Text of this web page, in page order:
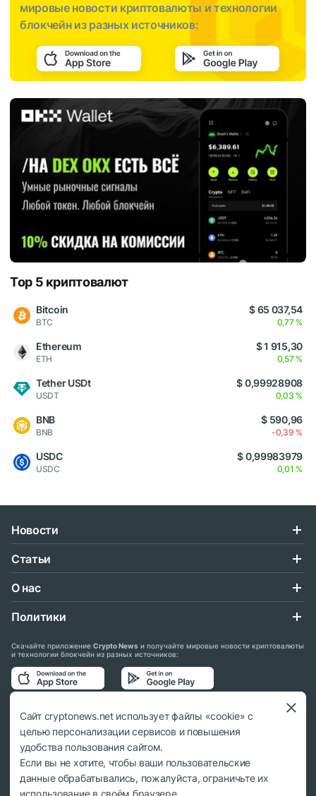
мировые новости криптовалюты и технологии
блокчейн из разных источников:
Top 5 криптовалют
Bitcoin
BTC
$ 65 037,54
0,77 %
Ethereum
ETH
$ 1 915,30
0,57 %
Tether USDt
USDT
$ 0,99928908
0,03 %
BNB
BNB
$ 590,96
-0,39 %
USDC
USDC
$ 0,99983979
0,01 %
Новости
Статьи
О нас
Политики
Скачайте приложение Crypto News и получайте мировые новости криптовалюты
и технологии блокчейн из разных источников:
Подписывайтесь на нас в социальных сетях:
© 2018 - 2026 Crypto News. При использовании материалов ссылка на
Сайт cryptonews.net использует файлы «cookie» с
целью персонализации сервисов и повышения
удобства пользования сайтом.
Если вы не хотите, чтобы ваши пользовательские
данные обрабатывались, пожалуйста, ограничьте их
использование в своём браузере.